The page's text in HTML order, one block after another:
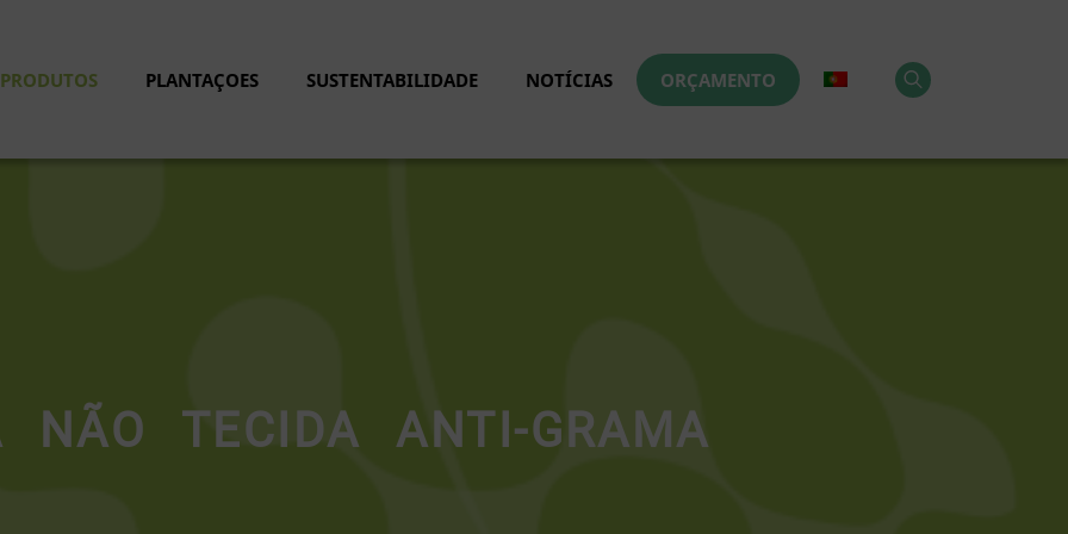
PRODUTOS PLANTAÇOES SUSTENTABILIDADE NOTÍCIAS ORÇAMENTO
NÃO TECIDA ANTI-GRAMA